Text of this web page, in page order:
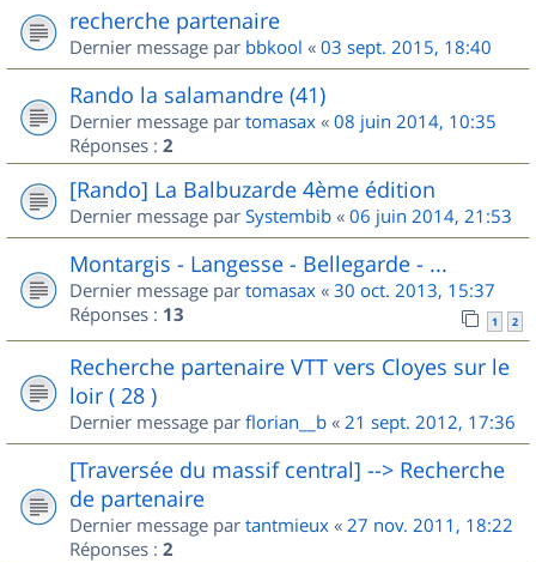
recherche partenaire
Dernier message par bbkool « 03 sept. 2015, 18:40
Rando la salamandre (41)
Dernier message par tomasax « 08 juin 2014, 10:35
Réponses : 2
[Rando] La Balbuzarde 4ème édition
Dernier message par Systembib « 06 juin 2014, 21:53
Montargis - Langesse - Bellegarde - ...
Dernier message par tomasax « 30 oct. 2013, 15:37
Réponses : 13 1 2
Recherche partenaire VTT vers Cloyes sur le
loir ( 28 )
Dernier message par florian__b « 21 sept. 2012, 17:36
[Traversée du massif central] --> Recherche
de partenaire
Dernier message par tantmieux « 27 nov. 2011, 18:22
Réponses : 2